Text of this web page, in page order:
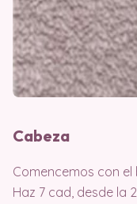
Cabeza
Comencemos con el
Haz 7 cad, desde la